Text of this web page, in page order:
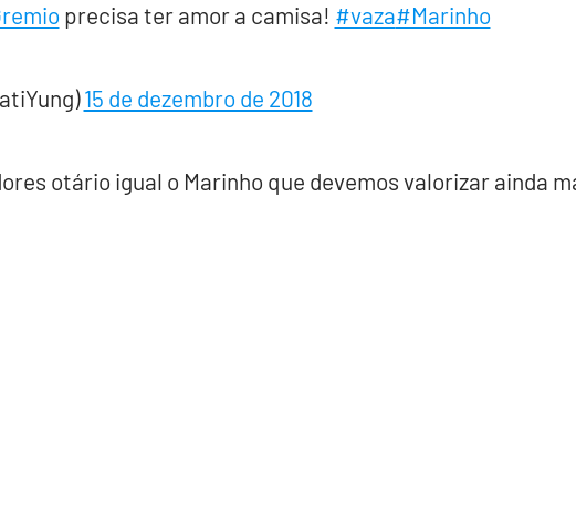
precisa ter amor a camisa! #vaza#Marinho
15 de dezembro de 2018
otário igual o Marinho que devemos valorizar ainda